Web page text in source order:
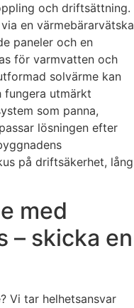
och driftsättning.
en värmebärarvätska
paneler och en
för varmvatten och
solvärme kan
fungera utmärkt
som panna,
lösningen efter
på driftsäkerhet, lång
med
– skicka en
Vi tar helhetsansvar